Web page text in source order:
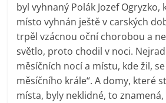
byl vyhnaný Polák Jozef
místo vyhnán ještě v carských
trpěl vzácnou oční chorobou a
světlo, proto chodil v noci.
měsíčních nocí a místu, kde žil,
měsíčního krále“. A domy, které
místa, byly neklidné, to znamená,